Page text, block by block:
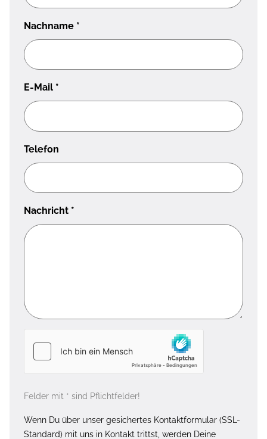
Nachname *
E-Mail *
Telefon
Nachricht *
Felder mit * sind Pflichtfelder!
Wenn Du über unser gesichertes Kontaktformular (SSL-
Standard) mit uns in Kontakt trittst, werden Deine